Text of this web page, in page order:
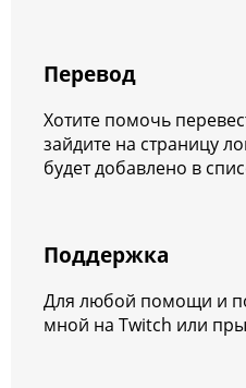
Перевод
Хотите помочь
зайдите на страницу
будет добавлено в
Поддержка
Для любой помощи и
мной на Twitch или